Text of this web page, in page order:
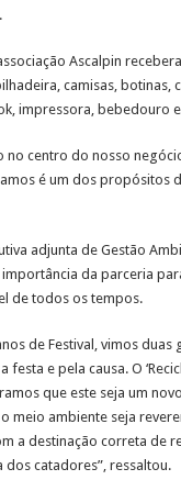
Ascalpin
camisas, botinas,
impressora, bebedouro
no centro do nosso
é um dos propósitos
adjunta de Gestão
da parceria
de todos os tempos.
de Festival, vimos duas
e pela causa. O
que este seja um
meio ambiente seja
a destinação correta de
dos catadores”, ressaltou.